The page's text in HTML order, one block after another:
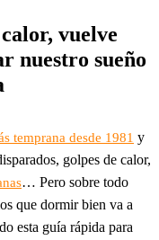
vuelve
nuestro sueño
temprana desde 1981 y
golpes de calor,
… Pero sobre todo
que dormir bien va a
esta guía rápida para